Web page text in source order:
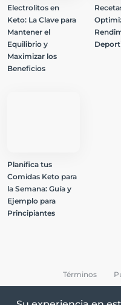
Electrolitos en
Keto: La Clave para
Mantener el
Equilibrio y
Maximizar los
Beneficios
Planifica tus
Comidas Keto para
la Semana: Guía y
Ejemplo para
Principiantes
Términos